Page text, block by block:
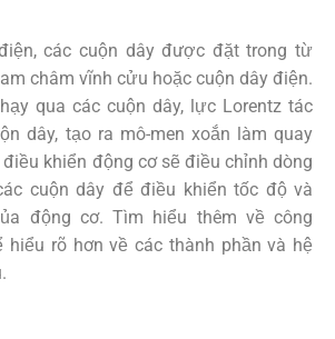
các cuộn dây được đặt trong từ
châm vĩnh cửu hoặc cuộn dây điện.
qua các cuộn dây, lực Lorentz tác
dây, tạo ra mô-men xoắn làm quay
khiển động cơ sẽ điều chỉnh dòng
cuộn dây để điều khiển tốc độ và
động cơ. Tìm hiểu thêm về công
hiểu rõ hơn về các thành phần và hệ